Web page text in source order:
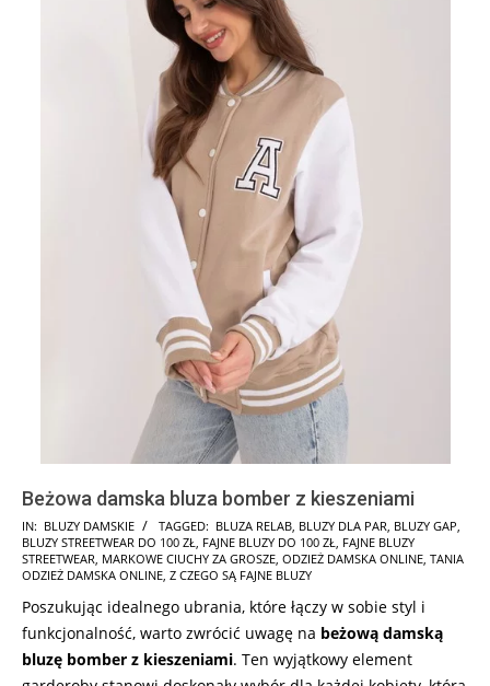
Beżowa damska bluza bomber z kieszeniami
2024-
09-
13
IN: BLUZY DAMSKIE TAGGED: BLUZA RELAB, BLUZY DLA PAR, BLUZY GAP,
BLUZY STREETWEAR DO 100 ZŁ, FAJNE BLUZY DO 100 ZŁ, FAJNE BLUZY
STREETWEAR, MARKOWE CIUCHY ZA GROSZE, ODZIEŻ DAMSKA ONLINE, TANIA
ODZIEŻ DAMSKA ONLINE, Z CZEGO SĄ FAJNE BLUZY
Poszukując idealnego ubrania, które łączy w sobie styl i
funkcjonalność, warto zwrócić uwagę na beżową damską
bluzę bomber z kieszeniami. Ten wyjątkowy element